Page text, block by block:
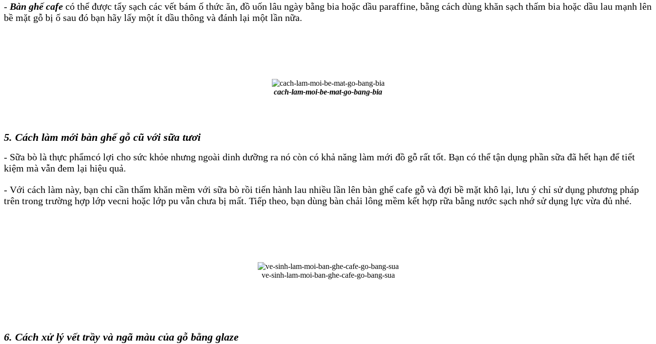
- Bàn ghế cafe có thể được tẩy sạch các vết bám ố thức ăn, đồ uốn lâu ngày bằng bia hoặc dầu paraffine, bằng cách dùng khăn sạch thấm bia hoặc dầu lau mạnh lên
bề mặt gỗ bị ố sau đó bạn hãy lấy một ít dầu thông và đánh lại một lần nữa.
cach-lam-moi-be-mat-go-bang-bia
5. Cách làm mới bàn ghế gỗ cũ với sữa tươi
- Sữa bò là thực phẩmcó lợi cho sức khỏe nhưng ngoài dinh dưỡng ra nó còn có khả năng làm mới đồ gỗ rất tốt. Bạn có thể tận dụng phần sữa đã hết hạn để tiết
kiệm mà vẫn đem lại hiệu quả.
- Với cách làm này, bạn chỉ cần thấm khăn mềm với sữa bò rồi tiến hành lau nhiều lần lên bàn ghế cafe gỗ và đợi bề mặt khô lại, lưu ý chỉ sử dụng phương pháp
trên trong trường hợp lớp vecni hoặc lớp pu vẫn chưa bị mất. Tiếp theo, bạn dùng bàn chải lông mềm kết hợp rữa bằng nước sạch nhớ sử dụng lực vừa đủ nhé.
ve-sinh-lam-moi-ban-ghe-cafe-go-bang-sua
6. Cách xử lý vết trầy và ngã màu của gỗ bằng glaze